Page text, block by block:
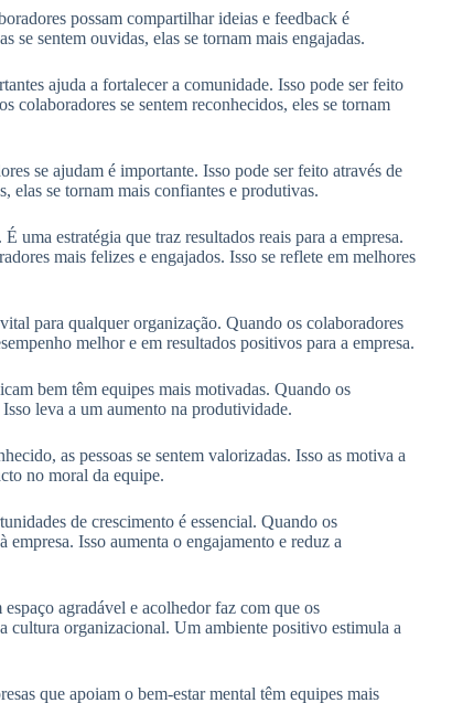
possam compartilhar ideias e feedback é
se sentem ouvidas, elas se tornam mais engajadas.
ajuda a fortalecer a comunidade. Isso pode ser feito
colaboradores se sentem reconhecidos, eles se tornam
se ajudam é importante. Isso pode ser feito através de
elas se tornam mais confiantes e produtivas.
uma estratégia que traz resultados reais para a empresa.
mais felizes e engajados. Isso se reflete em melhores
para qualquer organização. Quando os colaboradores
melhor e em resultados positivos para a empresa.
bem têm equipes mais motivadas. Quando os
Isso leva a um aumento na produtividade.
as pessoas se sentem valorizadas. Isso as motiva a
no moral da equipe.
de crescimento é essencial. Quando os
Isso aumenta o engajamento e reduz a
agradável e acolhedor faz com que os
cultura organizacional. Um ambiente positivo estimula a
que apoiam o bem-estar mental têm equipes mais